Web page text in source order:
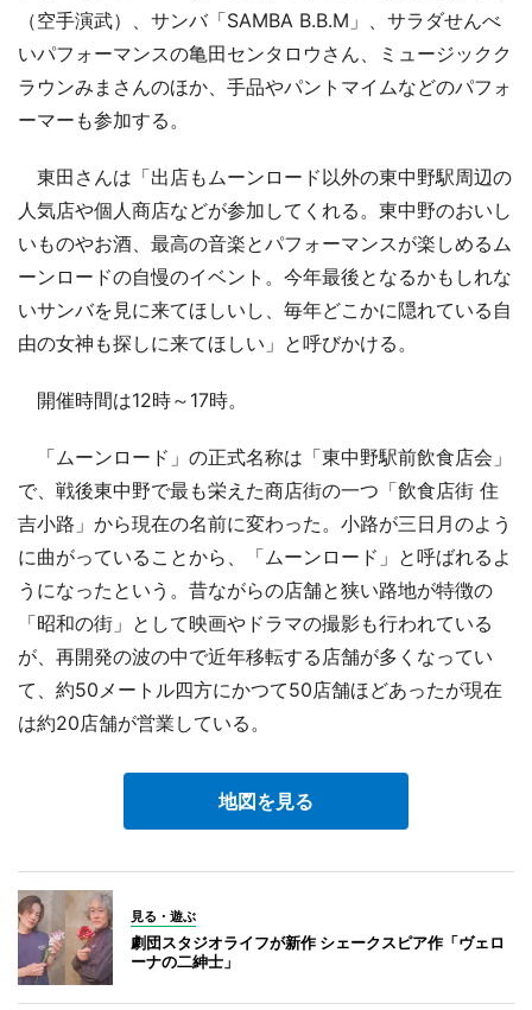
（空手演武）、サンバ「SAMBA B.B.M」、サラダせんべ
いパフォーマンスの亀田センタロウさん、ミュージックク
ラウンみまさんのほか、手品やパントマイムなどのパフォ
ーマーも参加する。
東田さんは「出店もムーンロード以外の東中野駅周辺の
人気店や個人商店などが参加してくれる。東中野のおいし
いものやお酒、最高の音楽とパフォーマンスが楽しめるム
ーンロードの自慢のイベント。今年最後となるかもしれな
いサンバを見に来てほしいし、毎年どこかに隠れている自
由の女神も探しに来てほしい」と呼びかける。
開催時間は12時～17時。
「ムーンロード」の正式名称は「東中野駅前飲食店会」
で、戦後東中野で最も栄えた商店街の一つ「飲食店街 住
吉小路」から現在の名前に変わった。小路が三日月のよう
に曲がっていることから、「ムーンロード」と呼ばれるよ
うになったという。昔ながらの店舗と狭い路地が特徴の
「昭和の街」として映画やドラマの撮影も行われている
が、再開発の波の中で近年移転する店舗が多くなってい
て、約50メートル四方にかつて50店舗ほどあったが現在
は約20店舗が営業している。
地図を見る
見る・遊ぶ
劇団スタジオライフが新作 シェークスピア作「ヴェロ
ーナの二紳士」